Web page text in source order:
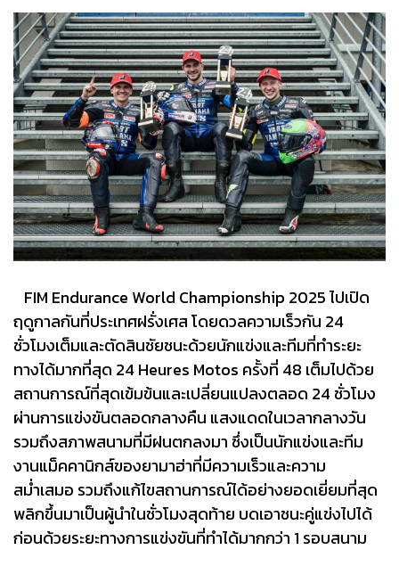
FIM Endurance World Championship 2025 ไปเปิด
ฤดูกาลกันที่ประเทศฝรั่งเศส โดยดวลความเร็วกัน 24
ชั่วโมงเต็มและตัดสินชัยชนะด้วยนักแข่งและทีมที่ทำระยะ
ทางได้มากที่สุด 24 Heures Motos ครั้งที่ 48 เต็มไปด้วย
สถานการณ์ที่สุดเข้มข้นและเปลี่ยนแปลงตลอด 24 ชั่วโมง
ผ่านการแข่งขันตลอดกลางคืน แสงแดดในเวลากลางวัน
รวมถึงสภาพสนามที่มีฝนตกลงมา ซึ่งเป็นนักแข่งและทีม
งานแม็คคานิกส์ของยามาฮ่าที่มีความเร็วและความ
สม่ำเสมอ รวมถึงแก้ไขสถานการณ์ได้อย่างยอดเยี่ยมที่สุด
พลิกขึ้นมาเป็นผู้นำในชั่วโมงสุดท้าย บดเอาชนะคู่แข่งไปได้
ก่อนด้วยระยะทางการแข่งขันที่ทำได้มากกว่า 1 รอบสนาม